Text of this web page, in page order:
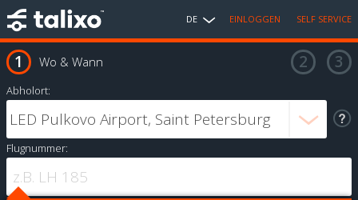
DE EINLOGGEN SELF SERVICE
Wo & Wann
Abholort:
Flugnummer: